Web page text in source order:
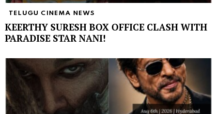
TELUGU CINEMA NEWS
KEERTHY SURESH BOX OFFICE CLASH WITH
PARADISE STAR NANI!